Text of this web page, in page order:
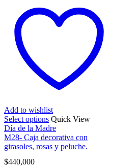
Add to wishlist
Select options Quick View
Día de la Madre
M28- Caja decorativa con
girasoles, rosas y peluche.
$440,000